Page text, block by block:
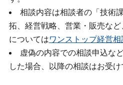
相談内容は相談者の「技術
拓、経営戦略、営業・販売な
についてはワンストップ経営相
虚偽の内容での相談申込な
した場合、以降の相談はお受け